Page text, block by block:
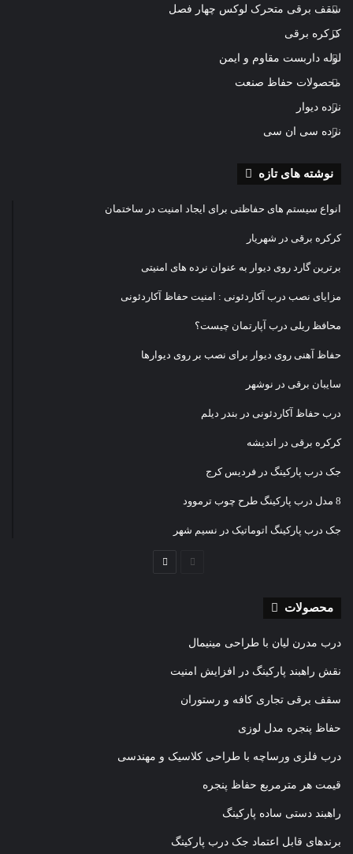
سقف برقی متحرک لوکس چهار فصل
کرکره برقی
لوله داربست مقاوم و ایمن
محصولات حفاظ صنعت
نرده دیوار
نرده سی ان سی
نوشته های تازه
انواع سیستم های حفاظتی برای ایجاد امنیت در ساختمان
کرکره برقی در شهریار
برترین گارد روی دیوار به عنوان نرده های امنیتی
مزایای نصب درب آکاردئونی : امنیت حفاظ آکاردئونی
محافظ ریلی درب آپارتمان چیست؟
حفاظ آهنی روی دیوار برای نصب بر روی دیوارها
سایبان برقی در نوشهر
درب حفاظ آکاردئونی در بندر دیلم
کرکره برقی در اندیشه
جک درب پارکینگ در فردیس کرج
8 مدل درب پارکینگ طرح چوب ترموود
جک درب پارکینگ اتوماتیک در نسیم شهر
صفحه
محصولات
درب مدرن لیان با طراحی مینیمال
نقش راهبند پارکینگ در افزایش امنیت
سقف برقی تجاری کافه و رستوران
حفاظ پنجره مدل لوزی
درب فلزی ورساچه با طراحی کلاسیک و مهندسی
قیمت هر مترمربع حفاظ پنجره
راهبند دستی ساده پارکینگ
برندهای قابل اعتماد جک درب پارکینگ